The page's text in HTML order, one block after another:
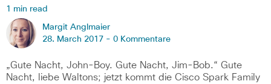
1 min read
Margit Anglmaier
28. March 2017 - 0 Kommentare
„Gute Nacht, John-Boy. Gute Nacht, Jim-Bob.“ Gute
Nacht, liebe Waltons; jetzt kommt die Cisco Spark Family